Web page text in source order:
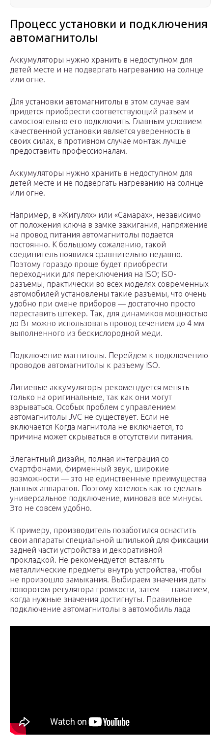
Процесс установки и подключения
автомагнитолы
Аккумуляторы нужно хранить в недоступном для
детей месте и не подвергать нагреванию на солнце
или огне.
Для установки автомагнитолы в этом случае вам
придется приобрести соответствующий разъем и
самостоятельно его подключить. Главным условием
качественной установки является уверенность в
своих силах, в противном случае монтаж лучше
предоставить профессионалам.
Аккумуляторы нужно хранить в недоступном для
детей месте и не подвергать нагреванию на солнце
или огне.
Например, в «Жигулях» или «Самарах», независимо
от положения ключа в замке зажигания, напряжение
на провод питания автомагнитолы подается
постоянно. К большому сожалению, такой
соединитель появился сравнительно недавно.
Поэтому гораздо проще будет приобрести
переходники для переключения на ISO; ISO-
разъемы, практически во всех моделях современных
автомобилей установлены такие разъемы, что очень
удобно при смене приборов — достаточно просто
переставить штекер. Так, для динамиков мощностью
до Вт можно использовать провод сечением до 4 мм
выполненного из бескислородной меди.
Подключение магнитолы. Перейдем к подключению
проводов автомагнитолы к разъему ISO.
Литиевые аккумуляторы рекомендуется менять
только на оригинальные, так как они могут
взрываться. Особых проблем с управлением
автомагнитолы JVC не существует. Если не
включается Когда магнитола не включается, то
причина может скрываться в отсутствии питания.
Элегантный дизайн, полная интеграция со
смартфонами, фирменный звук, широкие
возможности — это не единственные преимущества
данных аппаратов. Поэтому хотелось как то сделать
универсальное подключение, миновав все минусы.
Это не совсем удобно.
К примеру, производитель позаботился оснастить
свои аппараты специальной шпилькой для фиксации
задней части устройства и декоративной
прокладкой. Не рекомендуется вставлять
металлические предметы внутрь устройства, чтобы
не произошло замыкания. Выбираем значения даты
поворотом регулятора громкости, затем — нажатием,
когда нужные значения достигнуты. Правильное
подключение автомагнитолы в автомобиль лада